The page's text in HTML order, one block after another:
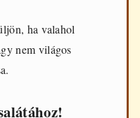
ha valahol
nem világos